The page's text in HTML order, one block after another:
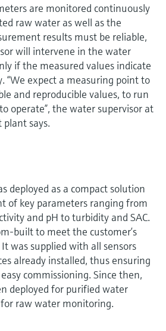
are monitored continuously
raw water as well as the
results must be reliable,
will intervene in the water
if the measured values indicate
“We expect a measuring point to
and reproducible values, to run
operate”, the water supervisor at
says.
deployed as a compact solution
of key parameters ranging from
and pH to turbidity and SAC.
built to meet the customer’s
was supplied with all sensors
already installed, thus ensuring
commissioning. Since then,
deployed for purified water
raw water monitoring.